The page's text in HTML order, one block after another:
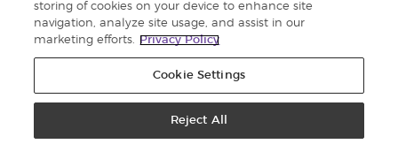
storing of cookies on your device to enhance site
navigation, analyze site usage, and assist in our
marketing efforts.
Privacy Policy
Cookie Settings
Reject All